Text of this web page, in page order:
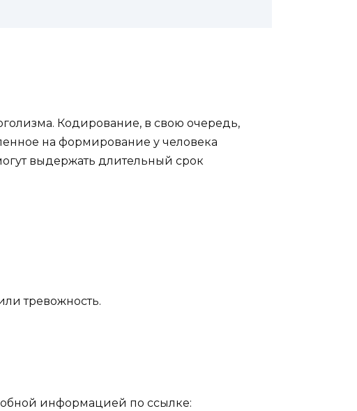
Кодирование, в свою очередь,
на формирование у человека
выдержать длительный срок
тревожность.
информацией по ссылке: